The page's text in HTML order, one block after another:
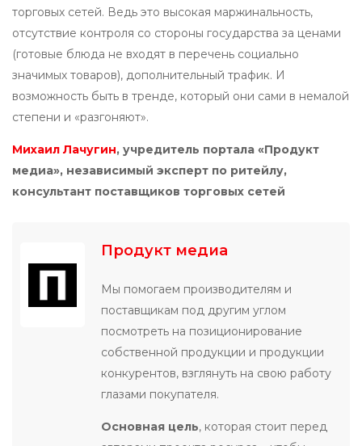
торговых сетей. Ведь это высокая маржинальность,
отсутствие контроля со стороны государства за ценами
(готовые блюда не входят в перечень социально
значимых товаров), дополнительный трафик. И
возможность быть в тренде, который они сами в немалой
степени и «разгоняют».
Михаил Лачугин, учредитель портала «Продукт
медиа», независимый эксперт по ритейлу,
консультант поставщиков торговых сетей
Продукт медиа
Мы помогаем производителям и
поставщикам под другим углом
посмотреть на позиционирование
собственной продукции и продукции
конкурентов, взглянуть на свою работу
глазами покупателя.
Основная цель, которая стоит перед